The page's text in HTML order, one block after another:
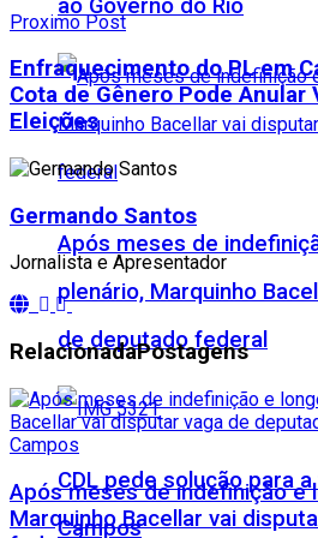
ao Governo do Rio
Após meses de
plenário, Marquinho
de deputado federal
CDL pede solução para
Campos
Proximo Post
​Enfraquecimento do PL em
Cota de Gênero Pode Anular
Eleições
Germando Santos
Jornalista e Apresentador
RelacionadaPostagens
Campos
Após meses de indefinição e
Marquinho Bacellar vai